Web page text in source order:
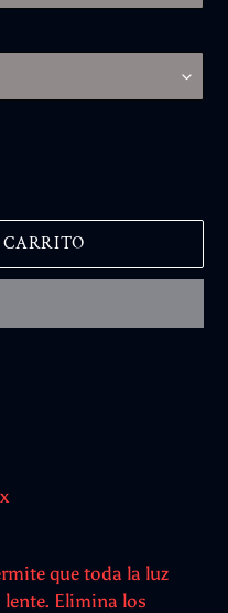
que toda la luz
Elimina los